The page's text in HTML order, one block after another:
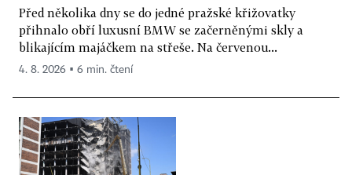
Před několika dny se do jedné pražské křižovatky
přihnalo obří luxusní BMW se začerněnými skly a
blikajícím majáčkem na střeše. Na červenou...
4. 8. 2026 ▪ 6 min. čtení